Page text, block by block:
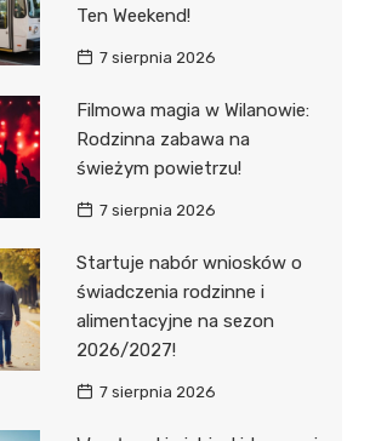
Ten Weekend!
7 sierpnia 2026
Filmowa magia w Wilanowie:
Rodzinna zabawa na
świeżym powietrzu!
7 sierpnia 2026
Startuje nabór wniosków o
świadczenia rodzinne i
alimentacyjne na sezon
2026/2027!
7 sierpnia 2026